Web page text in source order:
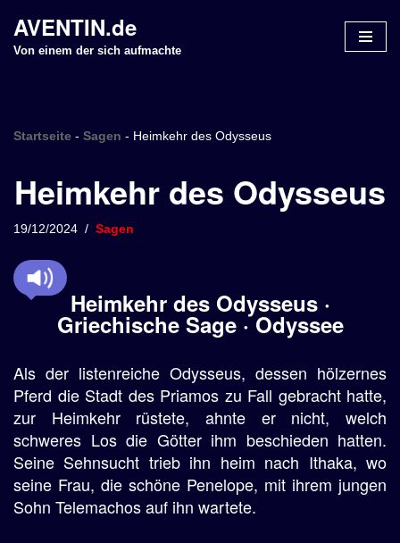
Z
n
p
r
e
n
AVENTIN.de
Von einem der sich aufmachte
Startseite - Sagen - Heimkehr des Odysseus
Heimkehr des Odysseus
19/12/2024 Sagen
Heimkehr des Odysseus ·
Griechische Sage · Odyssee
Als der listenreiche Odysseus, dessen hölzernes
Pferd die Stadt des Priamos zu Fall gebracht hatte,
zur Heimkehr rüstete, ahnte er nicht, welch
schweres Los die Götter ihm beschieden hatten.
Seine Sehnsucht trieb ihn heim nach Ithaka, wo
seine Frau, die schöne Penelope, mit ihrem jungen
Sohn Telemachos auf ihn wartete.